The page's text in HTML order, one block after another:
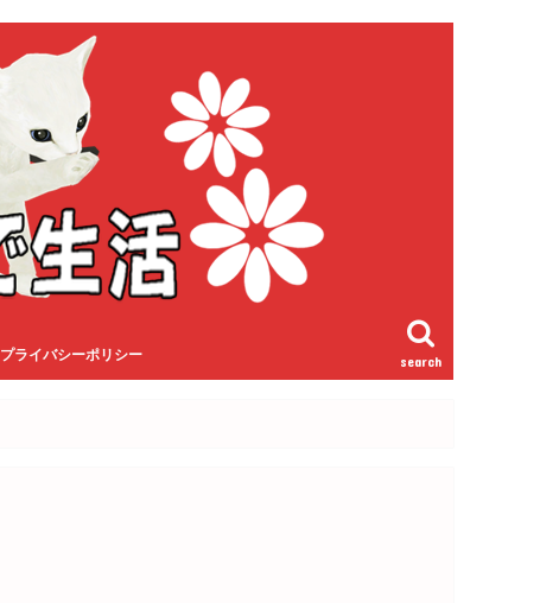
search
プライバシーポリシー